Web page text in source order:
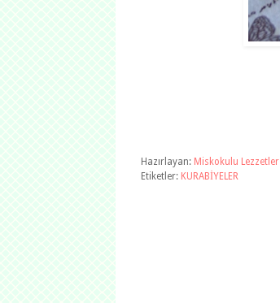
Hazırlayan: Miskokulu Lezzetler
Etiketler: KURABİYELER